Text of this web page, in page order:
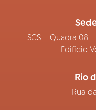
SCS – Quadra 08
Edifício
Rio
Rua